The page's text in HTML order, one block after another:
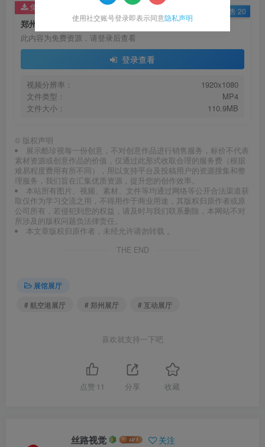
郑州航空港会城市客厅 展厅宣传片视频
此内容为免费资源，请登录后查看
登录查看
视频分辨率：
1920x1080
文件类型：
MP4
文件大小：
110.9MB
免费资源 已售 20
© 版权声明
展示酷珍视每一份创意，不对创意作品进行销售服务，标价不代表
素材资源或创意作品的价值，仅通过此形式收取合理的服务费（根据
难易程度费用有所不同），用以支持平台及投稿用户的资源搜集和整
理服务，我们旨在汇集优质资源，提升您的创作效率。
本站所有图片、视频、素材、文件等均通过网络等公开合法渠道获
取仅作为学习交流之用，不得用作于商业用途，其版权归原作者或原
公司所有，若侵犯到您的权益，请及时与我们联系删除，本网站不对
所涉及的版权问题负法律责任。
本文章版权归原作者，未经允许请勿转载 。
THE END
展馆展厅
# 航空港展厅
# 郑州展厅 # 互动展厅
喜欢就支持一下吧
点赞 11 分享 收藏
丝路视觉 关注
使用社交账号登录即表示同意隐私声明